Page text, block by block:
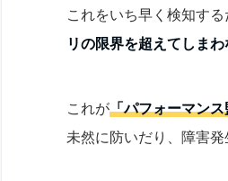
これをいち早く検知す
リの限界を超えてしま
これが「パフォーマン
未然に防いだり、障害発